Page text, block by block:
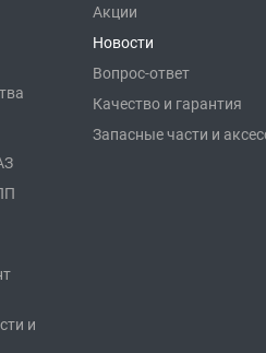
и
Акции
Новости
Вопрос-ответ
Качество и гарантия
Запасные части и